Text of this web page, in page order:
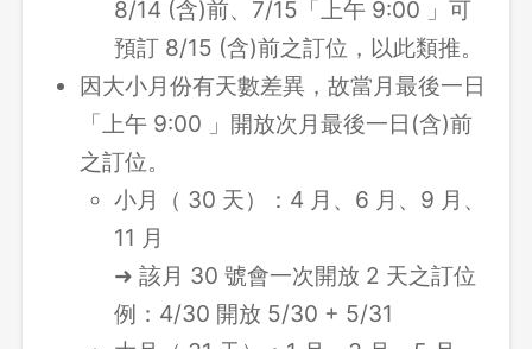
8/14 (含)前、7/15「上午 9:00 」可
預訂 8/15 (含)前之訂位，以此類推。
因大小月份有天數差異，故當月最後一日
「上午 9:00 」開放次月最後一日(含)前
之訂位。
小月（ 30 天）：4 月、6 月、9 月、
11 月
➜ 該月 30 號會一次開放 2 天之訂位
例：4/30 開放 5/30 + 5/31